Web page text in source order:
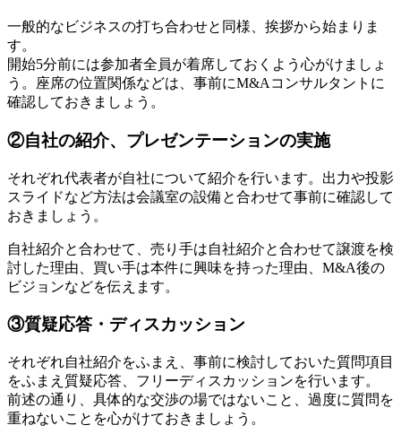
一般的なビジネスの打ち合わせと同様、挨拶から始まりま
す。
開始5分前には参加者全員が着席しておくよう心がけましょ
う。座席の位置関係などは、事前にM&Aコンサルタントに
確認しておきましょう。
②自社の紹介、プレゼンテーションの実施
それぞれ代表者が自社について紹介を行います。出力や投影
スライドなど方法は会議室の設備と合わせて事前に確認して
おきましょう。
自社紹介と合わせて、売り手は自社紹介と合わせて譲渡を検
討した理由、買い手は本件に興味を持った理由、M&A後の
ビジョンなどを伝えます。
③質疑応答・ディスカッション
それぞれ自社紹介をふまえ、事前に検討しておいた質問項目
をふまえ質疑応答、フリーディスカッションを行います。
前述の通り、具体的な交渉の場ではないこと、過度に質問を
重ねないことを心がけておきましょう。